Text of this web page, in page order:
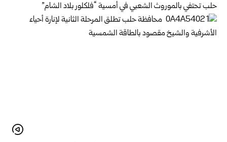
حلب تحتفي بالموروث الشعبي في أمسية “فلكلور بلاد الشام”